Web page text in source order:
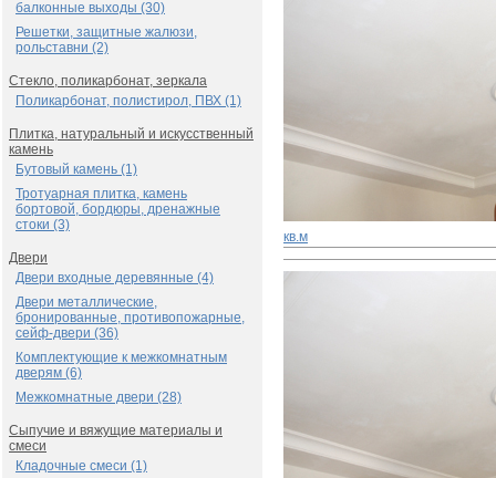
балконные выходы (30)
Решетки, защитные жалюзи,
рольставни (2)
Стекло, поликарбонат, зеркала
Поликарбонат, полистирол, ПВХ (1)
Плитка, натуральный и искусственный
камень
Бутовый камень (1)
Тротуарная плитка, камень
бортовой, бордюры, дренажные
стоки (3)
Двери
Двери входные деревянные (4)
Двери металлические,
бронированные, противопожарные,
сейф-двери (36)
Комплектующие к межкомнатным
дверям (6)
Межкомнатные двери (28)
Сыпучие и вяжущие материалы и
смеси
Кладочные смеси (1)
кв.м